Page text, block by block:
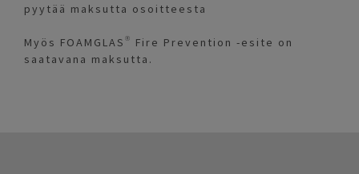
pyytää maksutta osoitteesta
Myös FOAMGLAS® Fire Prevention -esite on
saatavana maksutta.